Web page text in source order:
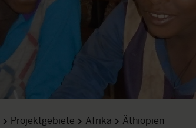
Projektgebiete Afrika Äthiopien